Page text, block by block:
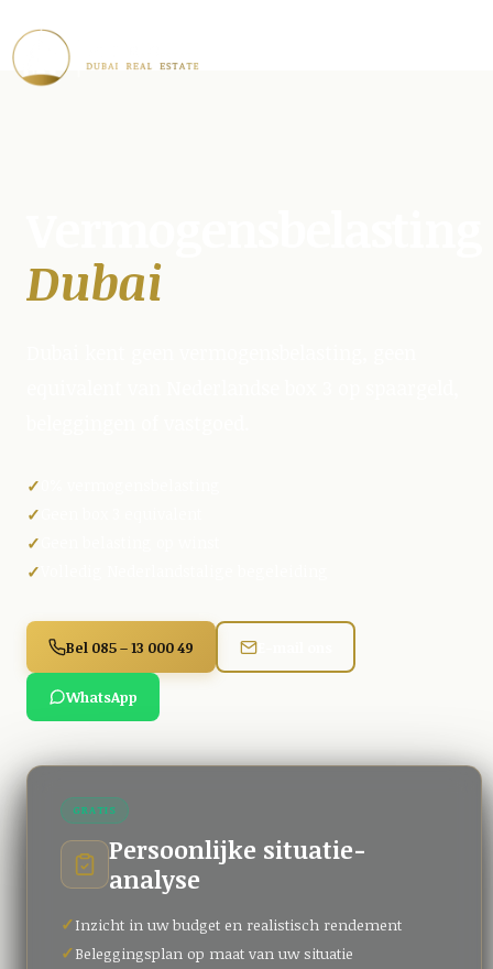
Dubai
Bel 085 – 13 000 49 E-mail ons
WhatsApp
GRATIS
Persoonlijke situatie-
analyse
Inzicht in uw budget en realistisch rendement
Beleggingsplan op maat van uw situatie